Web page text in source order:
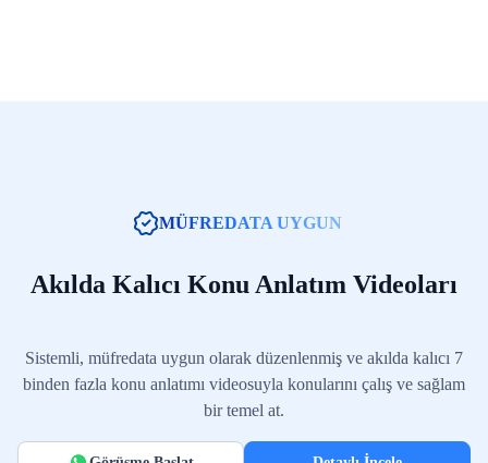
MÜFREDATA UYGUN
Akılda Kalıcı Konu Anlatım Videoları
Sistemli, müfredata uygun olarak düzenlenmiş ve akılda kalıcı 7
binden fazla konu anlatımı videosuyla konularını çalış ve sağlam
bir temel at.